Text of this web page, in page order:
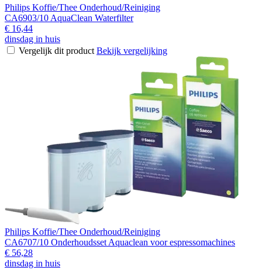
Philips Koffie/Thee Onderhoud/Reiniging
CA6903/10 AquaClean Waterfilter
€ 16,44
dinsdag in huis
Vergelijk dit product Bekijk vergelijking
Philips Koffie/Thee Onderhoud/Reiniging
CA6707/10 Onderhoudsset Aquaclean voor espressomachines
€ 56,28
dinsdag in huis